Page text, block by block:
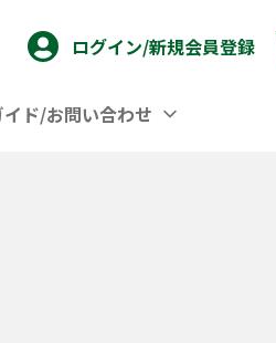
ログイン/新規会員登録
ド/お問い合わせ